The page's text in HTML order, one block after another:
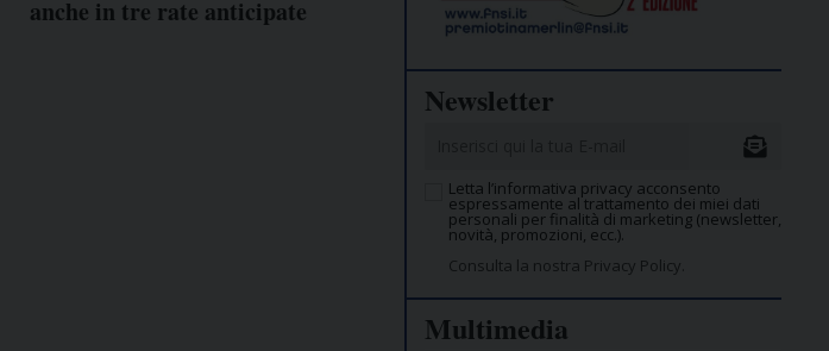
anche in tre rate anticipate
Newsletter
Letta l’informativa privacy acconsento
espressamente al trattamento dei miei dati
personali per finalità di marketing (newsletter,
novità, promozioni, ecc.).
Consulta la nostra Privacy Policy.
Multimedia